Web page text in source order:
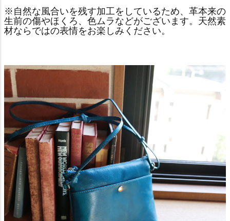
※自然な風合いを残す加工をしているため、革本来の
生前の傷やほくろ、色ムラなどがございます。天然素
材ならではの表情をお楽しみください。